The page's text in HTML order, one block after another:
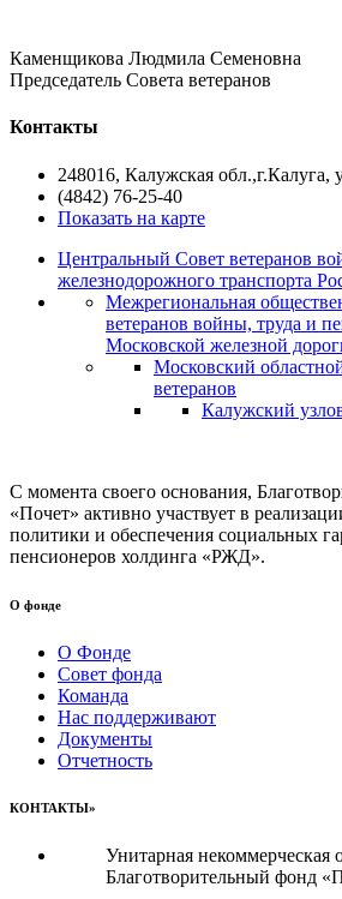
Каменщикова Людмила Семеновна
Председатель Совета ветеранов
Контакты
248016, Калужская обл.,г.Калуга,
(4842) 76-25-40
Показать на карте
Центральный Совет ветеранов
железнодорожного транспорта
Межрегиональная
ветеранов войны, труда и
Московской железной
Московский
ветеранов
Калужский
С момента своего основания,
«Почет» активно участвует в
политики и обеспечения социальных
пенсионеров холдинга «РЖД».
О фонде
О Фонде
Совет фонда
Команда
Нас поддерживают
Документы
Отчетность
КОНТАКТЫ»
Унитарная некоммерческая
Благотворительный фонд